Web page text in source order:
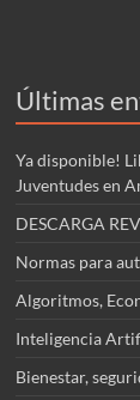
Últimas
Ya disponible!
Juventudes en
DESCARGA
Normas para
Algoritmos,
Inteligencia
Bienestar,